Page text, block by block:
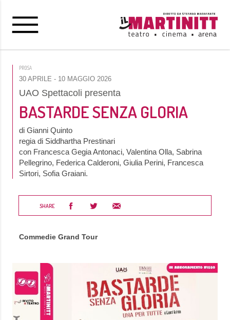
PROSA
30 APRILE - 10 MAGGIO 2026
UAO Spettacoli presenta
BASTARDE SENZA GLORIA
di Gianni Quinto
regia di Siddhartha Prestinari
con Francesca Gegia Antonaci, Valentina Olla, Sabrina
Pellegrino, Federica Calderoni, Giulia Perini, Francesca
Sirtori, Sofia Graiani.
SHARE
Commedie Grand Tour